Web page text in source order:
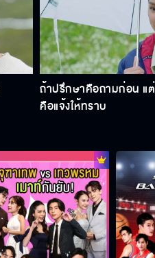
พรชีวัน
พรชีวั
ถ้าปรึกษาคือถามก่อน แ
คือแจ้งให้ทราบ